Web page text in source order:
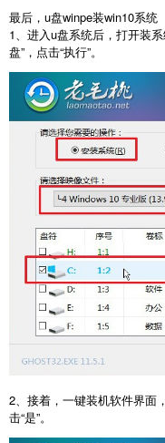
最后，u盘winpe装win10系统
1、进入u盘系统后，打开装
盘”，点击“执行”。
2、接着，一键装机软件界面
击“是”。